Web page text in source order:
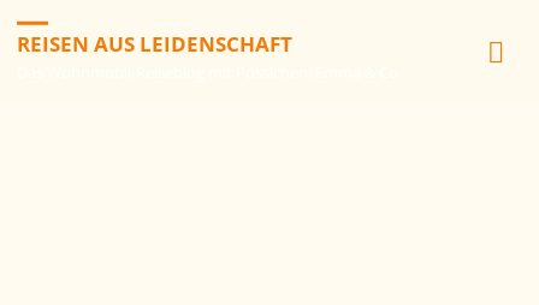
REISEN AUS LEIDENSCHAFT